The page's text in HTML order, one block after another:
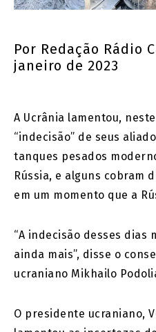
Por Redação Rádio
janeiro de 2023
A Ucrânia lamentou,
“indecisão” de seus
tanques pesados
Rússia, e alguns cobram
em um momento que a
“A indecisão desses dias
ainda mais”, disse o
ucraniano Mikhailo
O presidente ucraniano,